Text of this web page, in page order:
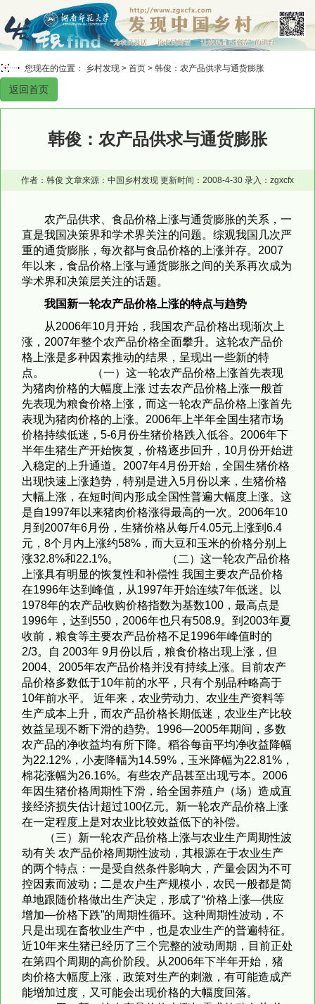
您现在的位置： 乡村发现 > 首页 > 韩俊：农产品供求与通货膨胀
返回首页
韩俊：农产品供求与通货膨胀
作者：韩俊 文章来源：中国乡村发现 更新时间：2008-4-30 录入：zgxcfx
农产品供求、食品价格上涨与通货膨胀的关系，一
直是我国决策界和学术界关注的问题。综观我国几次严
重的通货膨胀，每次都与食品价格的上涨并存。2007
年以来，食品价格上涨与通货膨胀之间的关系再次成为
学术界和决策层关注的话题。
我国新一轮农产品价格上涨的特点与趋势
从2006年10月开始，我国农产品价格出现渐次上
涨，2007年整个农产品价格全面攀升。这轮农产品价
格上涨是多种因素推动的结果，呈现出一些新的特
点。 （一）这一轮农产品价格上涨首先表现
为猪肉价格的大幅度上涨 过去农产品价格上涨一般首
先表现为粮食价格上涨，而这一轮农产品价格上涨首先
表现为猪肉价格的上涨。2006年上半年全国生猪市场
价格持续低迷，5-6月份生猪价格跌入低谷。2006年下
半年生猪生产开始恢复，价格逐步回升，10月份开始进
入稳定的上升通道。2007年4月份开始，全国生猪价格
出现快速上涨趋势，特别是进入5月份以来，生猪价格
大幅上涨，在短时间内形成全国性普遍大幅度上涨。这
是自1997年以来猪肉价格涨得最高的一次。2006年10
月到2007年6月份，生猪价格从每斤4.05元上涨到6.4
元，8个月内上涨约58%，而大豆和玉米的价格分别上
涨32.8%和22.1%。 （二）这一轮农产品价格
上涨具有明显的恢复性和补偿性 我国主要农产品价格
在1996年达到峰值，从1997年开始连续7年低迷。以
1978年的农产品收购价格指数为基数100，最高点是
1996年，达到550，2006年也只有508.9。到2003年夏
收前，粮食等主要农产品价格不足1996年峰值时的
2/3。自 2003年 9月份以后，粮食价格出现上涨，但
2004、2005年农产品价格并没有持续上涨。目前农产
品价格多数低于10年前的水平，只有个别品种略高于
10年前水平。 近年来，农业劳动力、农业生产资料等
生产成本上升，而农产品价格长期低迷，农业生产比较
效益呈现不断下滑的趋势。1996—2005年期间，多数
农产品的净收益均有所下降。稻谷每亩平均净收益降幅
为22.12%，小麦降幅为14.59%，玉米降幅为22.81%，
棉花涨幅为26.16%。有些农产品甚至出现亏本。2006
年因生猪价格周期性下滑，给全国养殖户（场）造成直
接经济损失估计超过100亿元。新一轮农产品价格上涨
在一定程度上是对农业比较效益低下的补偿。
（三）新一轮农产品价格上涨与农业生产周期性波
动有关 农产品价格周期性波动，其根源在于农业生产
的两个特点：一是受自然条件影响大，产量会因为不可
控因素而波动；二是农户生产规模小，农民一般都是简
单地跟随价格做出生产决定，形成了“价格上涨—供应
增加—价格下跌”的周期性循环。这种周期性波动，不
只是出现在畜牧业生产中，也是农业生产的普遍特征。
近10年来生猪已经历了三个完整的波动周期，目前正处
在第四个周期的高价阶段。从2006年下半年开始，猪
肉价格大幅度上涨，政策对生产的刺激，有可能造成产
能增加过度，又可能会出现价格的大幅度回落。